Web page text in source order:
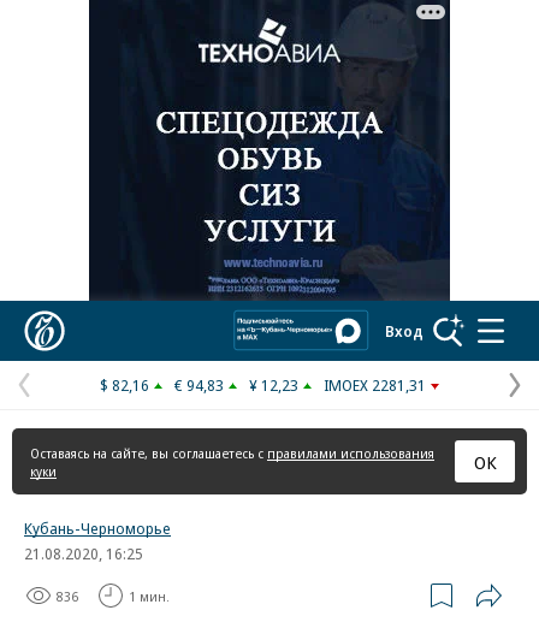
Реклама в «Ъ» www.kommersant.ru/ad
Вход
Предыдущая
страница
$ 82,16 € 94,83 ¥ 12,23 IMOEX 2281,31
Оставаясь на сайте, вы соглашаетесь с правилами использования
куки
ОК
Кубань-Черноморье
21.08.2020, 16:25
836 1 мин.